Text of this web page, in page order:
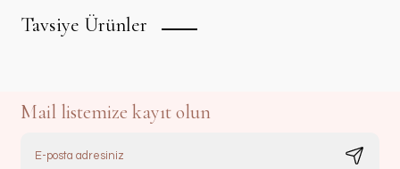
Tavsiye Ürünler
Mail listemize kayıt olun